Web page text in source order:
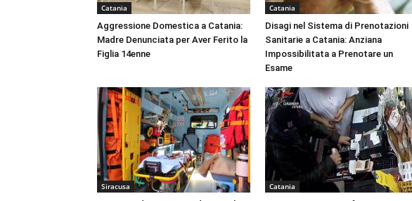
Catania
Aggressione Domestica a Catania:
Madre Denunciata per Aver Ferito la
Figlia 14enne
Catania
Disagi nel Sistema di Prenotazioni
Sanitarie a Catania: Anziana
Impossibilitata a Prenotare un
Esame
Siracusa Catania